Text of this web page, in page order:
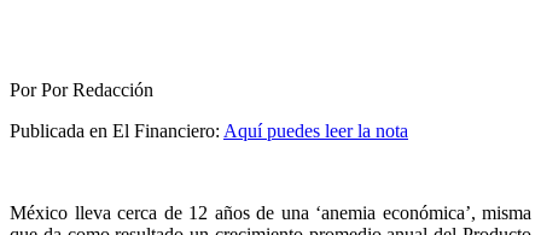
Por Por Redacción
Publicada en El Financiero: Aquí puedes leer la nota
México lleva cerca de 12 años de una ‘anemia económica’, misma